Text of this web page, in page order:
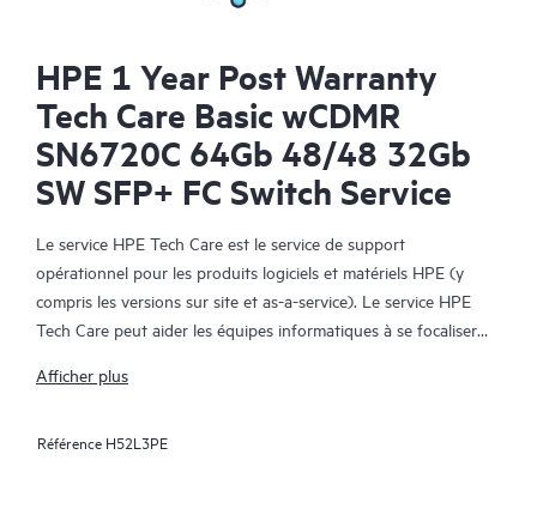
HPE 1 Year Post Warranty
Tech Care Basic wCDMR
SN6720C 64Gb 48/48 32Gb
SW SFP+ FC Switch Service
Le service HPE Tech Care est le service de support
opérationnel pour les produits logiciels et matériels HPE (y
compris les versions sur site et as-a-service). Le service HPE
Tech Care peut aider les équipes informatiques à se focaliser
chercher proactivement de meilleures méthodes de travail,
Afficher plus
Référence H52L3PE